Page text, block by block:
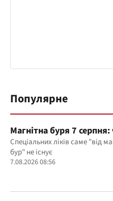
Популярне
Магнітна буря 7
Спеціальних ліків саме "від
бур" не існує
7.08.2026 08:56